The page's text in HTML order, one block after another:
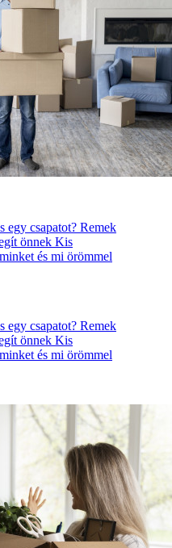
egy csapatot? Remek
önnek Kis
és mi örömmel
egy csapatot? Remek
önnek Kis
és mi örömmel